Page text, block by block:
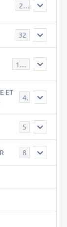
23
32
147
ET
40
5
8